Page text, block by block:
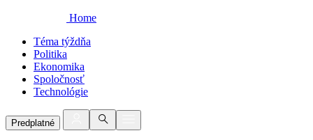
Home
Téma týždňa
Politika
Ekonomika
Spoločnosť
Technológie
Predplatné